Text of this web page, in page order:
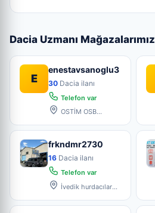
Dacia Uzmanı Mağazalarımız
E
enestavsanoglu3
30 Dacia ilanı
Telefon var
OSTİM OSB
SANAYİ SİTESİ
frkndmr2730
16 Dacia ilanı
Telefon var
İvedik hurdacılar
no